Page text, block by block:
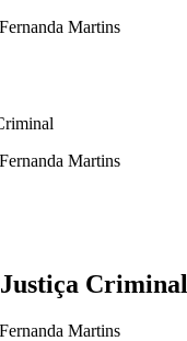
Martins
Martins
Criminal
Martins